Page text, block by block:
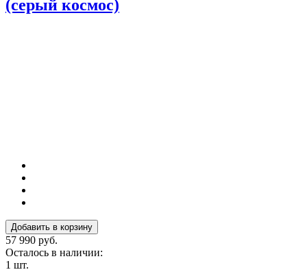
(серый космос)
57 990 руб.
Осталось в наличии:
1 шт.